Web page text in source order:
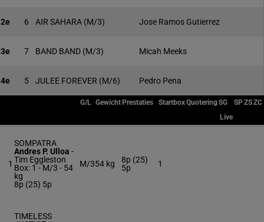
2e 6 AIR SAHARA (M/3) Jose Ramos Gutierrez
3e 7 BAND BAND (M/3) Micah Meeks
4e 5 JULEE FOREVER (M/6) Pedro Pena
G/L Gewicht Prestaties StartboxQuoteringSG SPZSZC
Live
1
SOMPATRA
Andres P. Ulloa -
Tim Eggleston
Box: 1 - M/3 - 54
kg
8p (25) 5p
M/354 kg
8p (25)
5p
1
TIMELESS